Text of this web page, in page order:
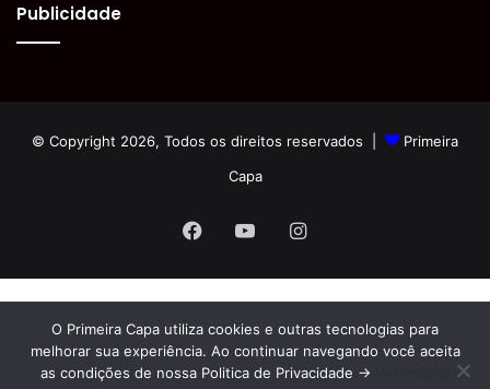
Publicidade
© Copyright 2026, Todos os direitos reservados |
Primeira
Capa
Facebook
YouTubeInstagram
O Primeira Capa utiliza cookies e outras tecnologias para
melhorar sua experiência. Ao continuar navegando você aceita
as condições de nossa Politica de Privacidade ->